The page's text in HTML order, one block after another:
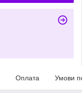
Оплата Умови